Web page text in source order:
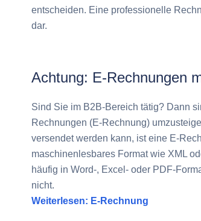
entscheiden. Eine professionelle
dar.
Achtung: E-Rechnungen
Sind Sie im B2B-Bereich tätig? Dann
Rechnungen (E-Rechnung)
versendet werden kann, ist eine E-
maschinenlesbares Format wie XML
häufig in Word-, Excel- oder PDF-
nicht.
Weiterlesen: E-Rechnung